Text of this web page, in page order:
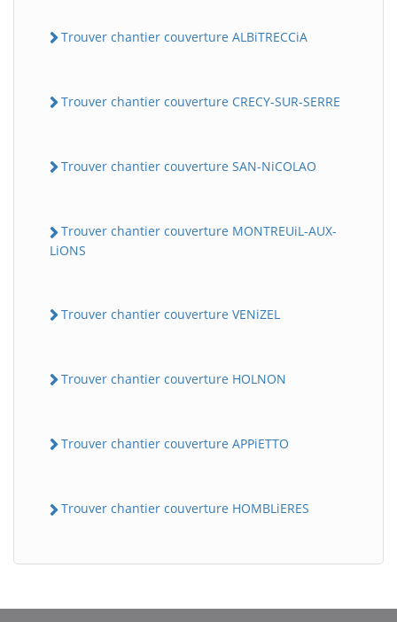
Trouver chantier couverture ALBiTRECCiA
Trouver chantier couverture CRECY-SUR-SERRE
Trouver chantier couverture SAN-NiCOLAO
Trouver chantier couverture MONTREUiL-AUX-
LiONS
Trouver chantier couverture VENiZEL
Trouver chantier couverture HOLNON
Trouver chantier couverture APPiETTO
Trouver chantier couverture HOMBLiERES
BatiWebPro